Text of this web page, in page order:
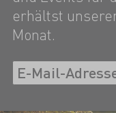
erhältst
Monat.